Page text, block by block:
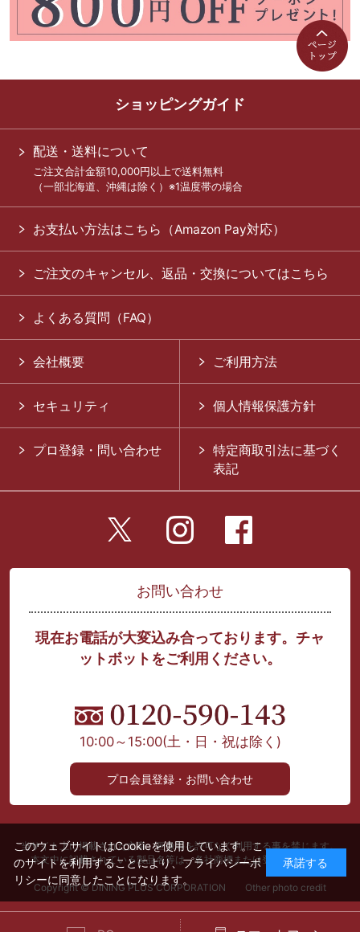
ショッピングガイド
配送・送料について
ご注文合計金額10,000円以上で送料無料
（一部北海道、沖縄は除く）※1温度帯の場合
お支払い方法はこちら（Amazon Pay対応）
ご注文のキャンセル、返品・交換についてはこちら
よくある質問（FAQ）
会社概要 ご利用方法
セキュリティ 個人情報保護方針
プロ登録・問い合わせ
特定商取引法に基づく
表記
お問い合わせ
現在お電話が大変込み合っております。チャ
ットボットをご利用ください。
10:00～15:00(土・日・祝は除く)
プロ会員登録・お問い合わせ
当サイト上に掲載された文章、画像等を許可なく利用する事を禁じます。
本文中に記載されている製品名等は、各社商標または登録商標です。
Copyright © DINING PLUS CORPORATION Other photo credit
このウェブサイトはCookieを使用しています。こ
のサイトを利用することにより、プライバシーポ
リシーに同意したことになります。
承諾する